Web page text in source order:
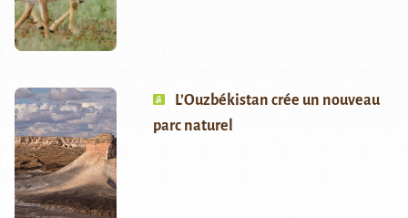
L’Ouzbékistan crée un nouveau
parc naturel